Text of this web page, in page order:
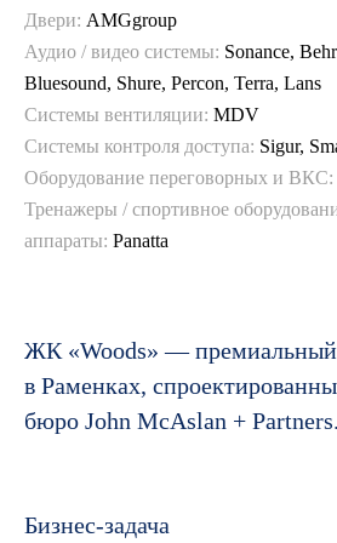
Двери: AMGgroup
Аудио / видео системы: Sonance,
Bluesound, Shure, Percon, Terra, Lans
Системы вентиляции: MDV
Системы контроля доступа: Sigur,
Оборудование переговорных и ВКС:
Тренажеры / спортивное
аппараты: Panatta
ЖК «Woods» —
в Раменках,
бюро John McAslan + Partners.
Бизнес-задача